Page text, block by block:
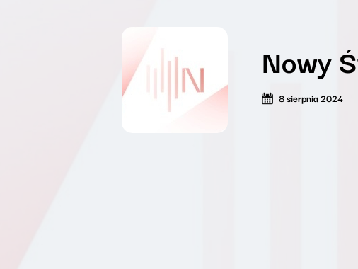
Nowy
8 sierpnia 2024